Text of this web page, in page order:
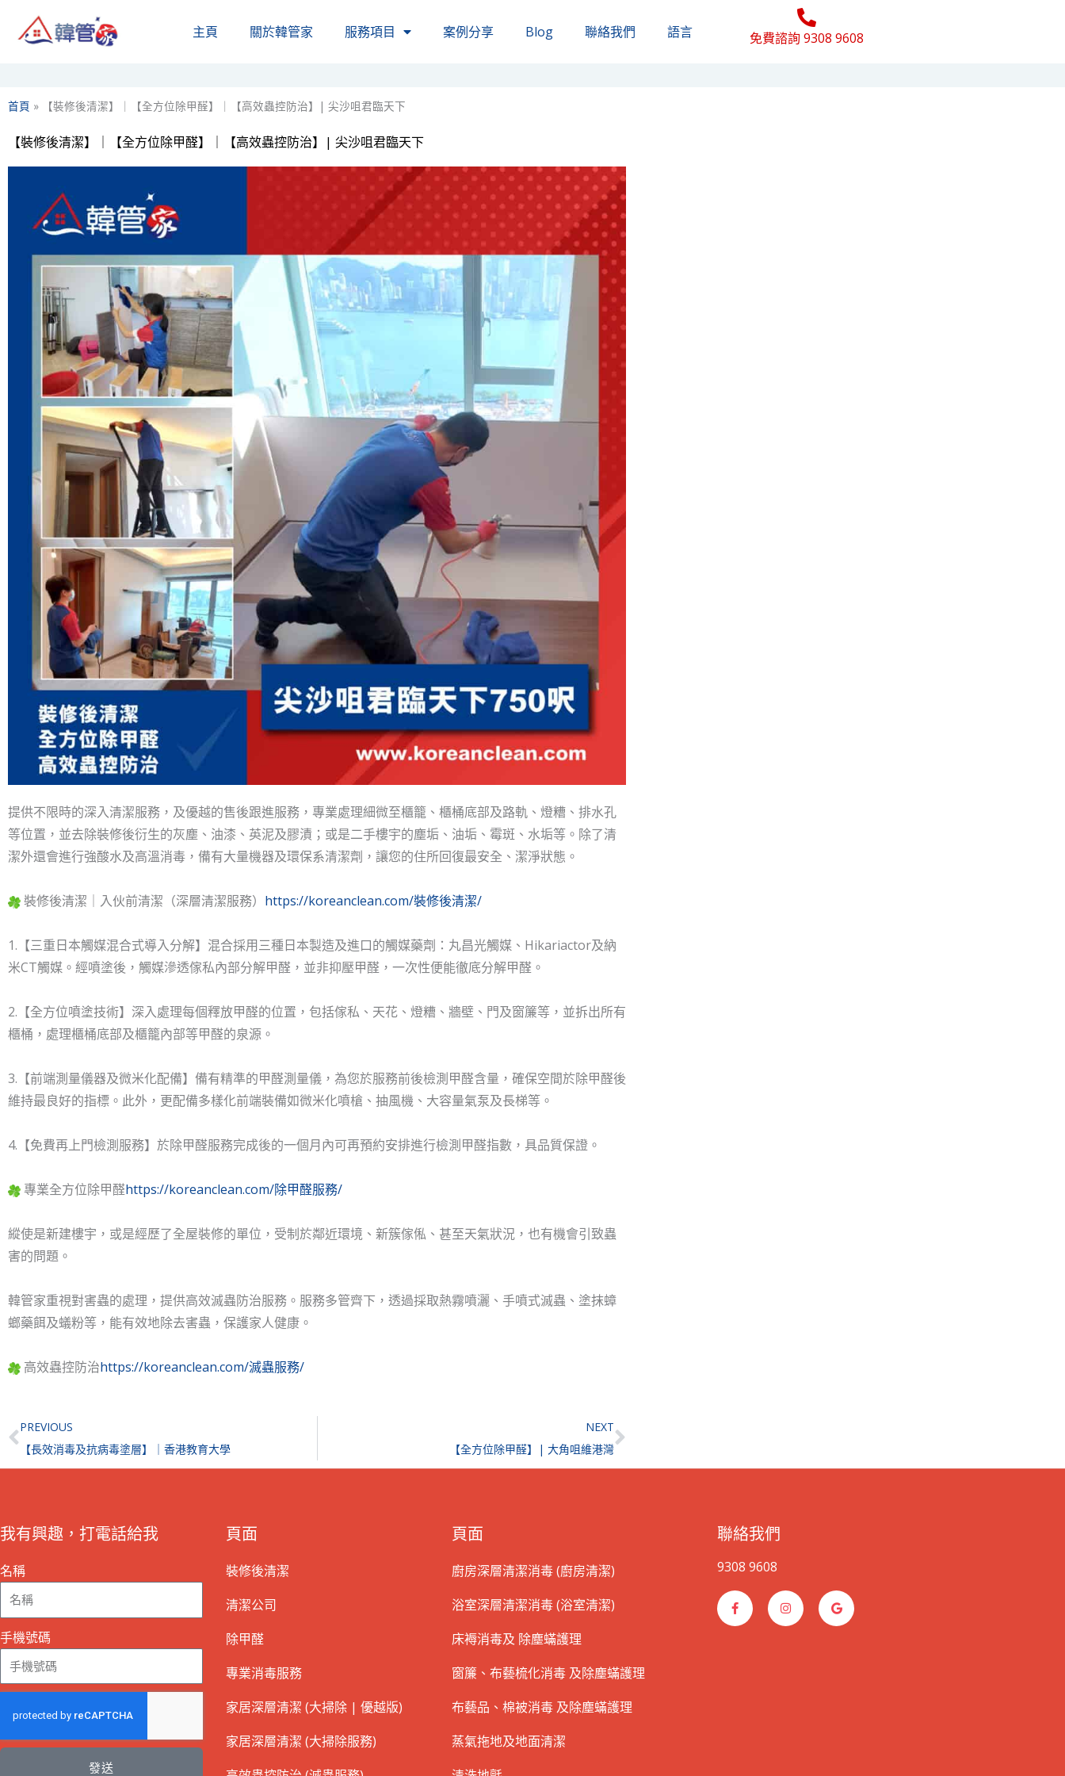
主頁 關於韓管家​ 服務項目 案例分享 Blog 聯絡我們 語言 免費諮詢 9308 9608
首頁 » 【裝修後清潔】｜【全方位除甲醛】｜【高效蟲控防治】| 尖沙咀君臨天下
【裝修後清潔】｜【全方位除甲醛】｜【高效蟲控防治】| 尖沙咀君臨天下
提供不限時的深入清潔服務，及優越的售後跟進服務，專業處理細微至櫃籠、櫃桶底部及路軌、燈糟、排水孔
等位置，並去除裝修後衍生的灰塵、油漆、英泥及膠漬；或是二手樓宇的塵垢、油垢、霉斑、水垢等。除了清
潔外還會進行強酸水及高溫消毒，備有大量機器及環保系清潔劑，讓您的住所回復最安全、潔淨狀態。
裝修後清潔｜入伙前清潔（深層清潔服務） https://koreanclean.com/裝修後清潔/
1.【三重日本觸媒混合式導入分解】混合採用三種日本製造及進口的觸媒藥劑：丸昌光觸媒、Hikariactor及納
米CT觸媒。經噴塗後，觸媒滲透傢私內部分解甲醛，並非抑壓甲醛，一次性便能徹底分解甲醛。
2.【全方位噴塗技術】深入處理每個釋放甲醛的位置，包括傢私、天花、燈糟、牆壁、門及窗簾等，並拆出所有
櫃桶，處理櫃桶底部及櫃籠內部等甲醛的泉源。
3.【前端測量儀器及微米化配備】備有精準的甲醛測量儀，為您於服務前後檢測甲醛含量，確保空間於除甲醛後
維持最良好的指標。此外，更配備多樣化前端裝備如微米化噴槍、抽風機、大容量氣泵及長梯等。
4.【免費再上門檢測服務】於除甲醛服務完成後的一個月內可再預約安排進行檢測甲醛指數，具品質保證。
專業全方位除甲醛https://koreanclean.com/除甲醛服務/
縱使是新建樓宇，或是經歷了全屋裝修的單位，受制於鄰近環境、新簇傢俬、甚至天氣狀況，也有機會引致蟲
害的問題。
韓管家重視對害蟲的處理，提供高效滅蟲防治服務。服務多管齊下，透過採取熱霧噴灑、手噴式滅蟲、塗抹蟑
螂藥餌及蟻粉等，能有效地除去害蟲，保護家人健康。
高效蟲控防治https://koreanclean.com/滅蟲服務/
Prev
PREVIOUS
【長效消毒及抗病毒塗層】｜香港教育大學
NEXT
【全方位除甲醛】| 大角咀維港灣
Next
我有興趣，打電話給我
名稱
手機號碼
發送
頁面
裝修後清潔
清潔公司
除甲醛
專業消毒服務
家居深層清潔 (大掃除 | 優越版)
家居深層清潔 (大掃除服務)
頁面
廚房深層清潔消毒 (廚房清潔)
浴室深層清潔消毒 (浴室清潔)
床褥消毒及 除塵蟎護理
窗簾、布藝梳化消毒 及除塵蟎護理
布藝品、棉被消毒 及除塵蟎護理
蒸氣拖地及地面清潔
聯絡我們
9308 9608
F
a
c
e
I
n
t
G
o
o
g